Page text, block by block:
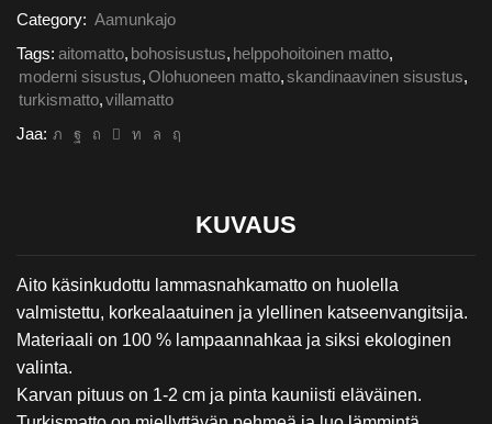
Category: Aamunkajo
Tags: aitomatto, bohosisustus, helppohoitoinen matto,
moderni sisustus,Olohuoneen matto,skandinaavinen sisustus,
turkismatto,villamatto
Jaa:
KUVAUS
Aito käsinkudottu lammasnahkamatto on huolella
valmistettu, korkealaatuinen ja ylellinen katseenvangitsija.
Materiaali on 100 % lampaannahkaa ja siksi ekologinen
valinta.
Karvan pituus on 1-2 cm ja pinta kauniisti eläväinen.